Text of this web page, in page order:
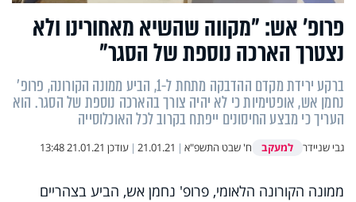
פרופ’ אש: "מקווה שהשיא מאחורינו ולא
נצטרך הארכה נוספת של הסגר"
ברקע ירידת מקדם ההדבקה מתחת ל-1, הביע ממונה הקורונה, פרופ'
נחמן אש, אופטימיות כי לא יהיה צורך בהארכה נוספת של הסגר. הוא
העריך כי מבצע החיסונים ייפתח בקרוב לכל האוכלוסייה
גבי שניידר למעקב ח' שבט התשפ"א |
21.01.21
| עודכן 21.01.21 13:48
ממונה הקורונה הלאומי, פרופ' נחמן אש, הביע בצהריים